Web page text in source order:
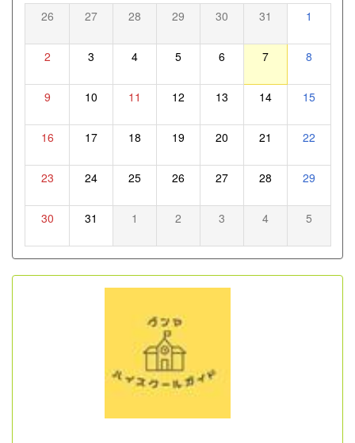
26 27 28 29 30 31 1
2 3 4 5 6 7 8
9 10 11 12 13 14 15
16 17 18 19 20 21 22
23 24 25 26 27 28 29
30 31 1 2 3 4 5